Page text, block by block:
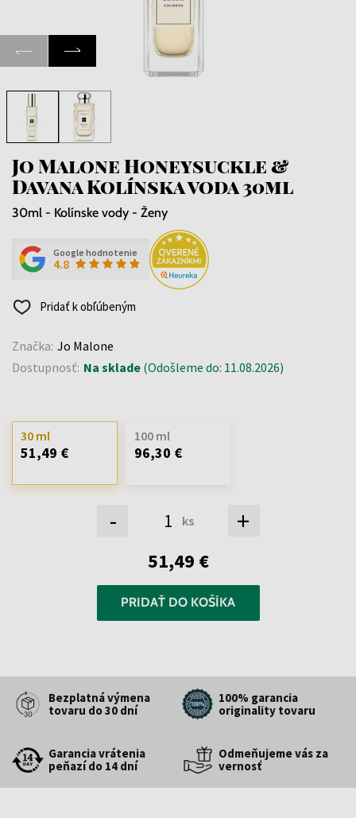
Jo Malone Honeysuckle &
Davana Kolínska voda 30ml
30ml - Kolínske vody - Ženy
Google hodnotenie
4.8
Pridať k obľúbeným
Značka: Jo Malone
Dostupnosť: Na sklade (Odošleme do: 11.08.2026)
- ks +
30 ml
51,49 €
100 ml
96,30 €
51,49 €
PRIDAŤ DO KOŠÍKA
Bezplatná výmena
tovaru do 30 dní
100% garancia
originality tovaru
Garancia vrátenia
peňazí do 14 dní
Odmeňujeme vás za
vernosť